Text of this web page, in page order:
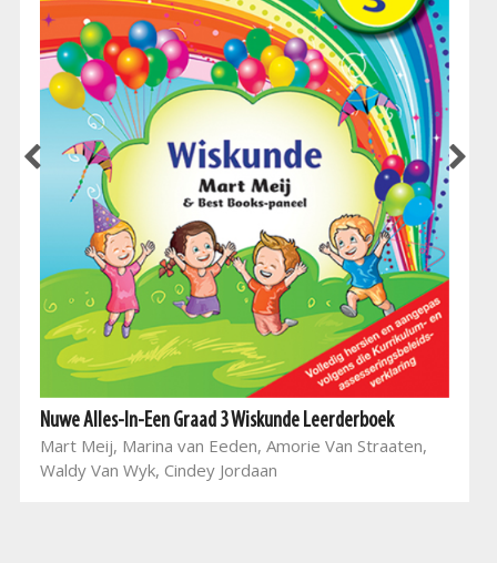
Nuwe Alles-In-Een Graad 3 Wiskunde Leerderboek
Mart Meij, Marina van Eeden, Amorie Van Straaten,
Waldy Van Wyk, Cindey Jordaan